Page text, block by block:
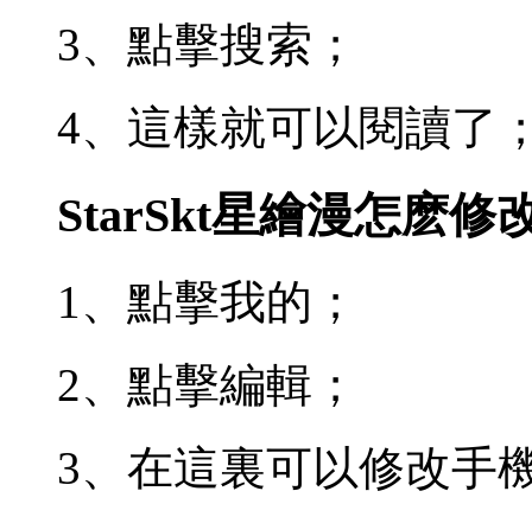
3、點擊搜索；
4、這樣就可以閱讀了
StarSkt星繪漫怎麽修
1、點擊我的；
2、點擊編輯；
3、在這裏可以修改手